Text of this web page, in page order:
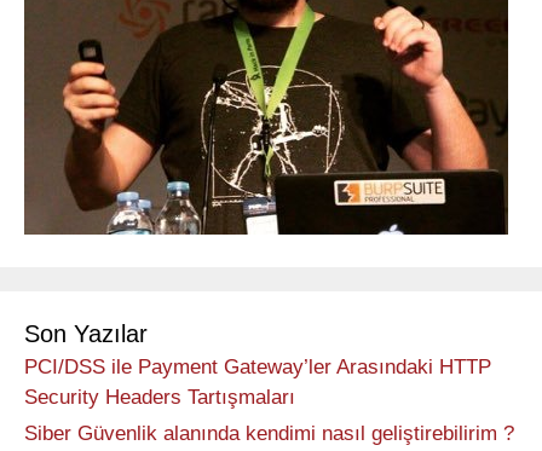
Son Yazılar
PCI/DSS ile Payment Gateway’ler Arasındaki HTTP
Security Headers Tartışmaları
Siber Güvenlik alanında kendimi nasıl geliştirebilirim ?